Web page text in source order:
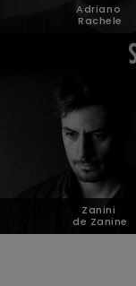
Adriano
Rachele
Zanini
de Zanine